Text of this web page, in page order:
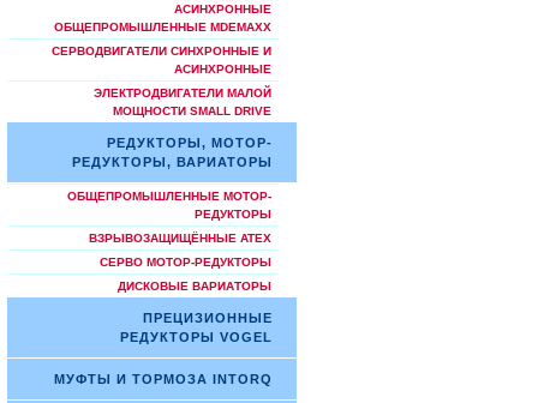
АСИНХРОННЫЕ
ОБЩЕПРОМЫШЛЕННЫЕ MDEMAXX
СЕРВОДВИГАТЕЛИ СИНХРОННЫЕ И
АСИНХРОННЫЕ
ЭЛЕКТРОДВИГАТЕЛИ МАЛОЙ
МОЩНОСТИ SMALL DRIVE
РЕДУКТОРЫ, МОТОР-
РЕДУКТОРЫ, ВАРИАТОРЫ
ОБЩЕПРОМЫШЛЕННЫЕ МОТОР-
РЕДУКТОРЫ
ВЗРЫВОЗАЩИЩЁННЫЕ ATEX
СЕРВО МОТОР-РЕДУКТОРЫ
ДИСКОВЫЕ ВАРИАТОРЫ
ПРЕЦИЗИОННЫЕ
РЕДУКТОРЫ VOGEL
МУФТЫ И ТОРМОЗА INTORQ